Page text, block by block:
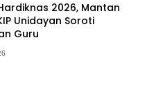
2026, Mantan
Unidayan Soroti
Guru